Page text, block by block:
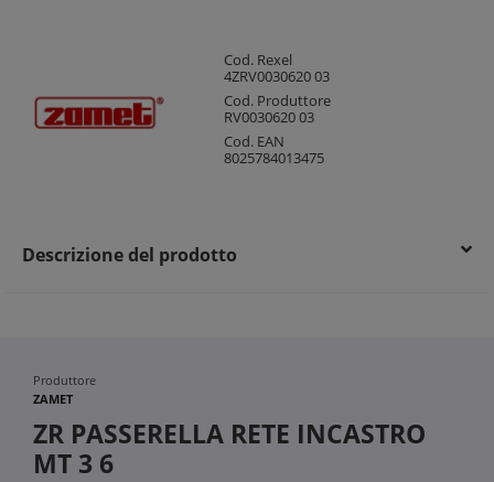
Cod. Rexel
4ZRV0030620 03
Cod. Produttore
RV0030620 03
Cod. EAN
8025784013475
Descrizione del prodotto
Produttore
ZAMET
ZR PASSERELLA RETE INCASTRO
MT 3 6